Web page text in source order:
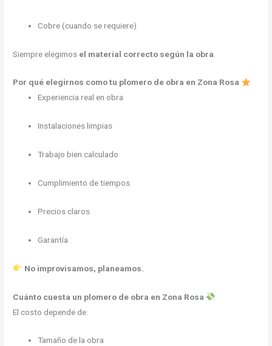
Cobre (cuando se requiere)
Siempre elegimos el material correcto según la obra
Por qué elegirnos como tu plomero de obra en Zona Rosa
Experiencia real en obra
Instalaciones limpias
Trabajo bien calculado
Cumplimiento de tiempos
Precios claros
Garantía
No improvisamos, planeamos.
Cuánto cuesta un plomero de obra en Zona Rosa
El costo depende de:
Tamaño de la obra